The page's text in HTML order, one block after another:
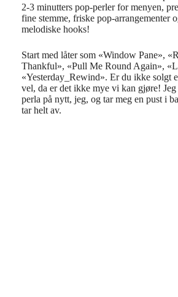
2-3 minutters pop-perler for menyen,
fine stemme, friske pop-arrangementer
melodiske hooks!
Start med låter som «Window Pane»,
Thankful», «Pull Me Round Again»,
«Yesterday_Rewind». Er du ikke solgt
vel, da er det ikke mye vi kan gjøre! Jeg
perla på nytt, jeg, og tar meg en pust i
tar helt av.